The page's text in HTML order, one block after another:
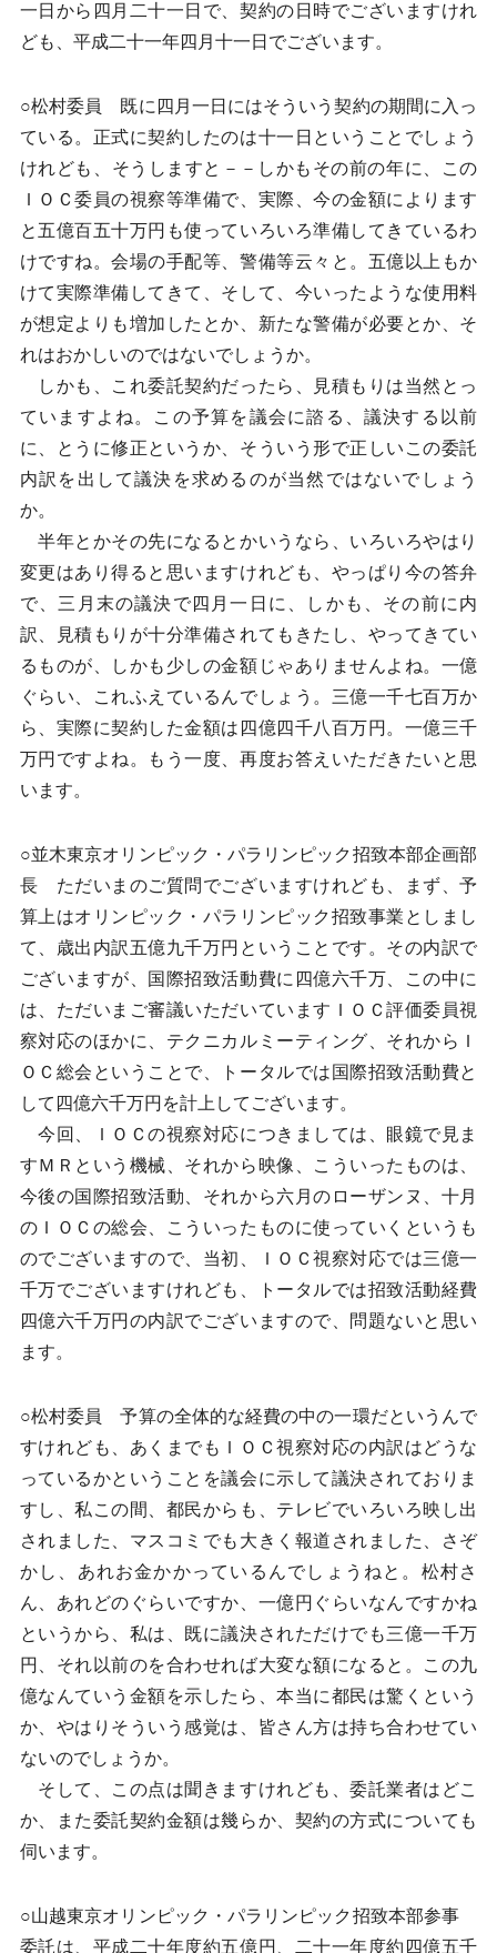
一日から四月二十一日で、契約の日時でございますけれ
ども、平成二十一年四月十一日でございます。
○松村委員 既に四月一日にはそういう契約の期間に入っ
ている。正式に契約したのは十一日ということでしょう
けれども、そうしますと－－しかもその前の年に、この
ＩＯＣ委員の視察等準備で、実際、今の金額によります
と五億百五十万円も使っていろいろ準備してきているわ
けですね。会場の手配等、警備等云々と。五億以上もか
けて実際準備してきて、そして、今いったような使用料
が想定よりも増加したとか、新たな警備が必要とか、そ
れはおかしいのではないでしょうか。
しかも、これ委託契約だったら、見積もりは当然とっ
ていますよね。この予算を議会に諮る、議決する以前
に、とうに修正というか、そういう形で正しいこの委託
内訳を出して議決を求めるのが当然ではないでしょう
か。
半年とかその先になるとかいうなら、いろいろやはり
変更はあり得ると思いますけれども、やっぱり今の答弁
で、三月末の議決で四月一日に、しかも、その前に内
訳、見積もりが十分準備されてもきたし、やってきてい
るものが、しかも少しの金額じゃありませんよね。一億
ぐらい、これふえているんでしょう。三億一千七百万か
ら、実際に契約した金額は四億四千八百万円。一億三千
万円ですよね。もう一度、再度お答えいただきたいと思
います。
○並木東京オリンピック・パラリンピック招致本部企画部
長 ただいまのご質問でございますけれども、まず、予
算上はオリンピック・パラリンピック招致事業としまし
て、歳出内訳五億九千万円ということです。その内訳で
ございますが、国際招致活動費に四億六千万、この中に
は、ただいまご審議いただいていますＩＯＣ評価委員視
察対応のほかに、テクニカルミーティング、それからＩ
ＯＣ総会ということで、トータルでは国際招致活動費と
して四億六千万円を計上してございます。
今回、ＩＯＣの視察対応につきましては、眼鏡で見ま
すＭＲという機械、それから映像、こういったものは、
今後の国際招致活動、それから六月のローザンヌ、十月
のＩＯＣの総会、こういったものに使っていくというも
のでございますので、当初、ＩＯＣ視察対応では三億一
千万でございますけれども、トータルでは招致活動経費
四億六千万円の内訳でございますので、問題ないと思い
ます。
○松村委員 予算の全体的な経費の中の一環だというんで
すけれども、あくまでもＩＯＣ視察対応の内訳はどうな
っているかということを議会に示して議決されておりま
すし、私この間、都民からも、テレビでいろいろ映し出
されました、マスコミでも大きく報道されました、さぞ
かし、あれお金かかっているんでしょうねと。松村さ
ん、あれどのぐらいですか、一億円ぐらいなんですかね
というから、私は、既に議決されただけでも三億一千万
円、それ以前のを合わせれば大変な額になると。この九
億なんていう金額を示したら、本当に都民は驚くという
か、やはりそういう感覚は、皆さん方は持ち合わせてい
ないのでしょうか。
そして、この点は聞きますけれども、委託業者はどこ
か、また委託契約金額は幾らか、契約の方式についても
伺います。
○山越東京オリンピック・パラリンピック招致本部参事
委託は、平成二十年度約五億円、二十一年度約四億五千